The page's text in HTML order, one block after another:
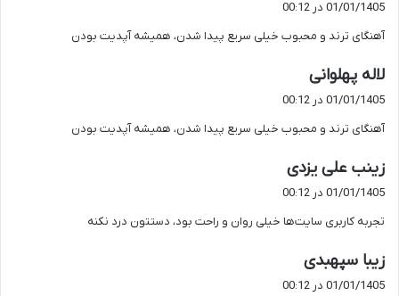
:
01/01/1405 در 00:12
آهنگای ترند و محبوب خیلی سریع پیدا شدن، همیشه آپدیت بودن
لاله پهلوانی
ف
:
01/01/1405 در 00:12
آهنگای ترند و محبوب خیلی سریع پیدا شدن، همیشه آپدیت بودن
زینب علی یزدی
ف
:
01/01/1405 در 00:12
تجربه کاربری سایت‌ها خیلی روان و راحت بود، دستتون درد نکنه
زیبا سپهبدی
ف
01/01/1405 در 00:12